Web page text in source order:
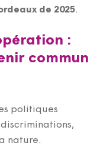
de 2025.
:
commun
politiques
nature.